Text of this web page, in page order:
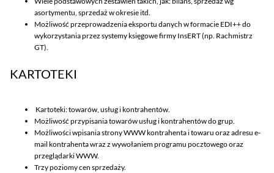
asortymentu, sprzedaż w okresie itd.
Możliwość przeprowadzenia eksportu danych w formacie EDI++ do
wykorzystania przez systemy księgowe firmy InsERT (np. Rachmistrz
GT).
KARTOTEKI
Kartoteki: towarów, usług i kontrahentów.
Możliwość przypisania towarów usług i kontrahentów do grup.
Możliwości wpisania strony WWW kontrahenta i towaru oraz adresu e-
mail kontrahenta wraz z wywołaniem programu pocztowego oraz
przeglądarki WWW.
Trzy poziomy cen sprzedaży.